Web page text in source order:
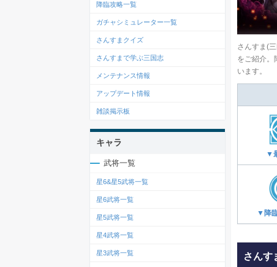
さんすま(
をご紹介。
います。
▼
▼降
さんす
降臨攻略一覧
ガチャシミュレーター一覧
さんすまクイズ
さんすまで学ぶ三国志
メンテナンス情報
アップデート情報
雑談掲示板
キャラ
武将一覧
星6&星5武将一覧
星6武将一覧
星5武将一覧
星4武将一覧
星3武将一覧